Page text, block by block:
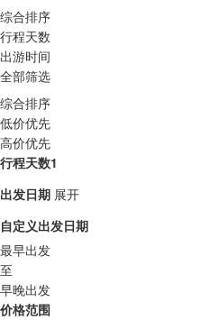
综合排序
行程天数
出游时间
全部筛选
综合排序
低价优先
高价优先
行程天数1
出发日期 展开
自定义出发日期
最早出发
至
早晚出发
价格范围